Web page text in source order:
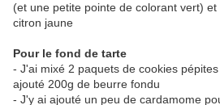
(et une petite pointe de colorant vert)
citron jaune
Pour le fond de tarte
- J'ai mixé 2 paquets de cookies
ajouté 200g de beurre fondu
- J'y ai ajouté un peu de cardamome